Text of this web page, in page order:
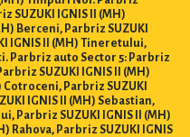
SUZUKI IGNIS II (MH)
Berceni, Parbriz SUZUKI
IGNIS II (MH) Tineretului,
Parbriz auto Sector 5: Parbriz
SUZUKI IGNIS II (MH)
Cotroceni, Parbriz SUZUKI
IGNIS II (MH) Sebastian,
Parbriz SUZUKI IGNIS II (MH)
Rahova, Parbriz SUZUKI IGNIS